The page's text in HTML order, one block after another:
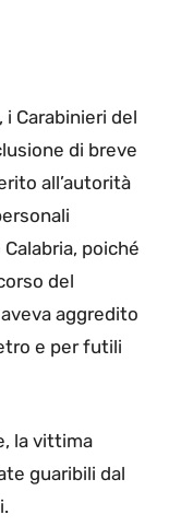
Carabinieri del
di breve
all’autorità
poiché
del
aggredito
e per futili
la vittima
guaribili dal